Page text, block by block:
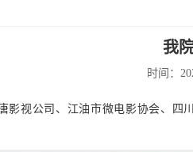
我
时间：
影视公司、江油市微电影协会、四